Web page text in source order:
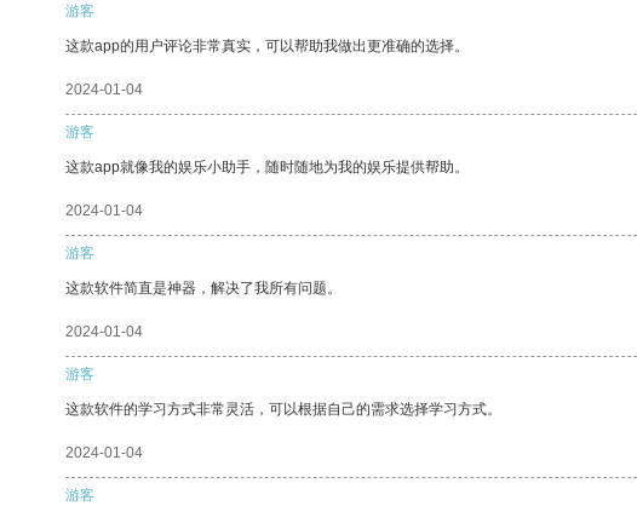
游客
这款app的用户评论非常真实，可以帮助我做出更准确的选择。
2024-01-04
游客
这款app就像我的娱乐小助手，随时随地为我的娱乐提供帮助。
2024-01-04
游客
这款软件简直是神器，解决了我所有问题。
2024-01-04
游客
这款软件的学习方式非常灵活，可以根据自己的需求选择学习方式。
2024-01-04
游客